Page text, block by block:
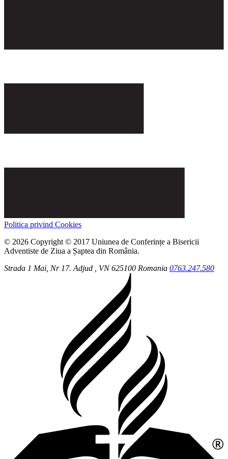
Politica privind Cookies
© 2026 Copyright © 2017 Uniunea de Conferințe a Bisericii
Adventiste de Ziua a Șaptea din România.
Strada 1 Mai, Nr 17.Adjud , VN 625100 Romania 0763.247.580